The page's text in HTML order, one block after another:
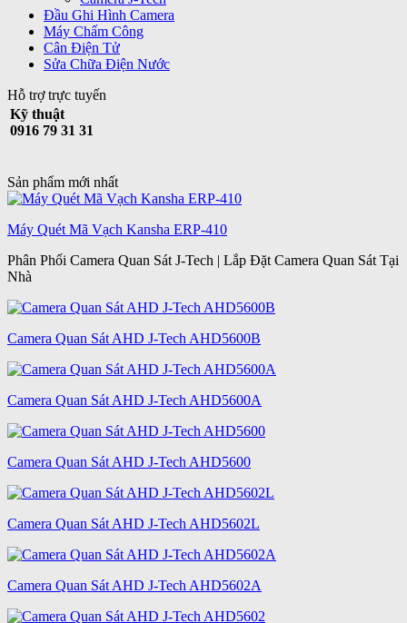
Đầu Ghi Hình Camera
Máy Chấm Công
Cân Điện Tử
Sửa Chữa Điện Nước
Hỗ trợ trực tuyến
Kỹ thuật
0916 79 31 31
Sản phẩm mới nhất
Máy Quét Mã Vạch Kansha ERP-410
Phân Phối Camera Quan Sát J-Tech | Lắp Đặt Camera Quan Sát Tại
Nhà
Camera Quan Sát AHD J-Tech AHD5600B
Camera Quan Sát AHD J-Tech AHD5600A
Camera Quan Sát AHD J-Tech AHD5600
Camera Quan Sát AHD J-Tech AHD5602L
Camera Quan Sát AHD J-Tech AHD5602A